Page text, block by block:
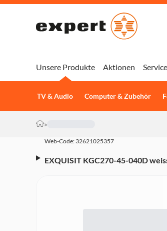
Unsere Produkte
TV & Audio Computer & Zubehör
Aktionen Service
»
Web-Code: 32621025357
EXQUISIT KGC270-45-040D